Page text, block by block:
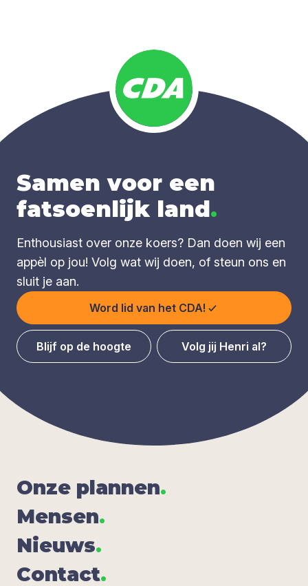
Samen voor een
fatsoenlijk land.
Enthousiast over onze koers? Dan doen wij een
appèl op jou! Volg wat wij doen, of steun ons en
sluit je aan.
Word lid van het CDA!
Blijf op de hoogte Volg jij Henri al?
Onze plan­nen.
Men­sen.
Nieuws.
Con­tact.